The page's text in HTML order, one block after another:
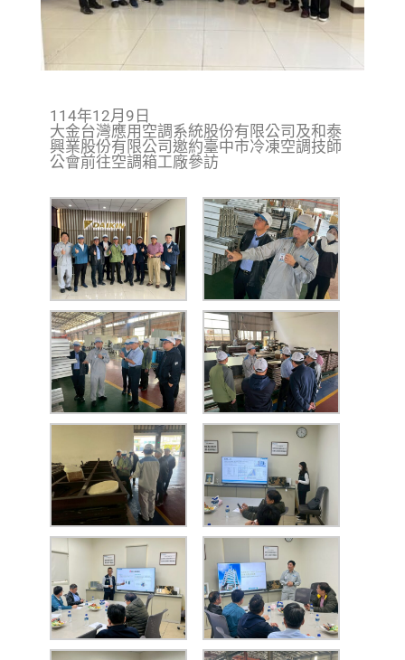
114年12月9日
大金台灣應用空調系統股份有限公司及和泰
興業股份有限公司邀約臺中市冷凍空調技師
公會前往空調箱工廠參訪